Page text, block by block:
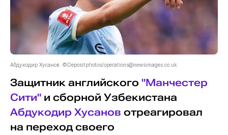
Абдукодир Хусанов. ©Depositphotos/operations@newsimages.co.uk
Защитник английского "Манчестер
Сити"и сборной Узбекистана
Абдукодир Хусанов отреагировал
на переход своего